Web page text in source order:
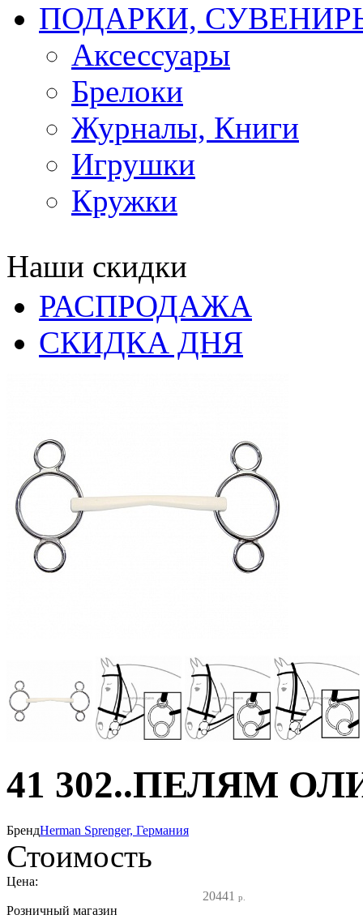
ПОДАРКИ,
Аксессуары
Брелоки
Журналы, Книги
Игрушки
Кружки
Наши скидки
РАСПРОДАЖА
СКИДКА ДНЯ
41 302..ПЕЛЯМ
БрендHerman Sprenger, Германия
Стоимость
Цена:
Розничный магазин
20441 р.